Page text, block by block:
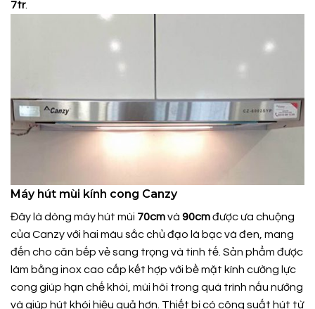
7tr.
Máy hút mùi kính cong Canzy
Đây là dòng máy hút mùi 70cmvà 90cmđược ưa chuộng
của Canzy với hai màu sắc chủ đạo là bạc và đen, mang
đến cho căn bếp vẻ sang trọng và tinh tế. Sản phẩm được
làm bằng inox cao cấp kết hợp với bề mặt kính cường lực
cong giúp hạn chế khói, mùi hôi trong quá trình nấu nướng
và giúp hút khói hiệu quả hơn. Thiết bị có công suất hút từ